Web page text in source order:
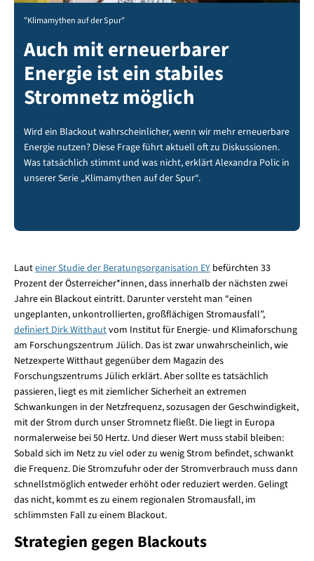
"Klimamythen auf der Spur"
Auch mit erneuerbarer
Energie ist ein stabiles
Stromnetz möglich
Wird ein Blackout wahrscheinlicher, wenn wir mehr erneuerbare
Energie nutzen? Diese Frage führt aktuell oft zu Diskussionen.
Was tatsächlich stimmt und was nicht, erklärt Alexandra Polic in
unserer Serie „Klimamythen auf der Spur“.
Lauteiner Studie der Beratungsorganisation EYbefürchten 33
Prozent der Österreicher*innen, dass innerhalb der nächsten zwei
Jahre ein Blackout eintritt. Darunter versteht man “einen
ungeplanten, unkontrollierten, großflächigen Stromausfall”,
definiert Dirk Witthautvom Institut für Energie- und Klimaforschung
am Forschungszentrum Jülich. Das ist zwar unwahrscheinlich, wie
Netzexperte Witthaut gegenüber dem Magazin des
Forschungszentrums Jülich erklärt. Aber sollte es tatsächlich
passieren, liegt es mit ziemlicher Sicherheit an extremen
Schwankungen in der Netzfrequenz, sozusagen der Geschwindigkeit,
mit der Strom durch unser Stromnetz fließt. Die liegt in Europa
normalerweise bei 50 Hertz. Und dieser Wert muss stabil bleiben:
Sobald sich im Netz zu viel oder zu wenig Strom befindet, schwankt
die Frequenz. Die Stromzufuhr oder der Stromverbrauch muss dann
schnellstmöglich entweder erhöht oder reduziert werden. Gelingt
das nicht, kommt es zu einem regionalen Stromausfall, im
schlimmsten Fall zu einem Blackout.
Strategien gegen Blackouts